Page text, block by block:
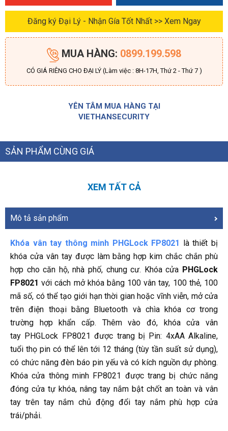
Đăng ký Đại Lý - Nhận Gía Tốt Nhất >> Xem Ngay
MUA HÀNG: 0899.199.598
CÓ GIÁ RIÊNG CHO ĐẠI LÝ (Làm việc : 8H-17H, Thứ 2 - Thứ 7 )
YÊN TÂM MUA HÀNG TẠI
VIETHANSECURITY
SẢN PHẨM CÙNG GIÁ
XEM TẤT CẢ
Mô tả sản phẩm
Khóa vân tay thông minh PHGLock FP8021
là thiết bị
khóa cửa vân tay được làm bằng hợp kim chắc chắn phù
hợp cho căn hộ, nhà phố, chung cư. Khóa cửa PHGLock
FP8021 với cách mở khóa bằng 100 vân tay, 100 thẻ, 100
mã số, có thể tạo giới hạn thời gian hoặc vĩnh viễn, mở cửa
trên điện thoại bằng Bluetooth và chìa khóa cơ trong
trường hợp khẩn cấp. Thêm vào đó, khóa cửa vân
tay PHGLock FP8021 được trang bị Pin: 4xAA Alkaline,
tuổi thọ pin có thể lên tới 12 tháng (tùy tần suất sử dụng),
có chức năng đèn báo pin yếu và có kích nguồn dự phòng.
Khóa cửa thông minh FP8021 được trang bị chức năng
đóng cửa tự khóa, nâng tay nắm bật chốt an toàn và vân
tay trên tay nắm chủ động đổi tay nắm phù hợp cửa
trái/phải.